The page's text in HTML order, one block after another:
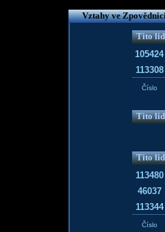
Vztahy ve
Tito
105424
113308
Číslo
Tito
Tito
113480
46037
113344
Číslo